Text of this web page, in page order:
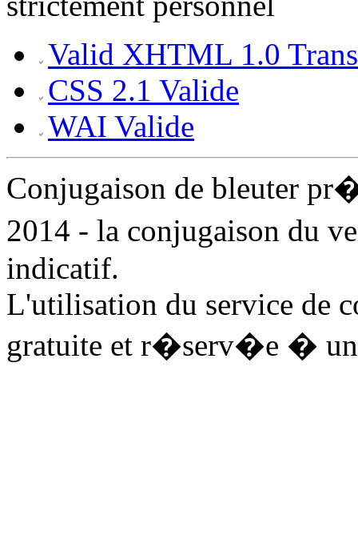
Valid XHTML 1.0
CSS 2.1 Valide
WAI Valide
Conjugaison de bleuter
2014 - la conjugaison du
indicatif.
L'utilisation du service de
gratuite et r�serv�e � un